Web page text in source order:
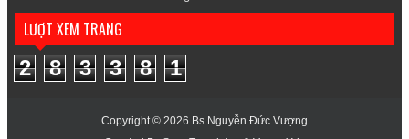
LƯỢT XEM TRANG
2 8 3 3 8 1
Copyright © 2026 Bs Nguyễn Đức Vượng